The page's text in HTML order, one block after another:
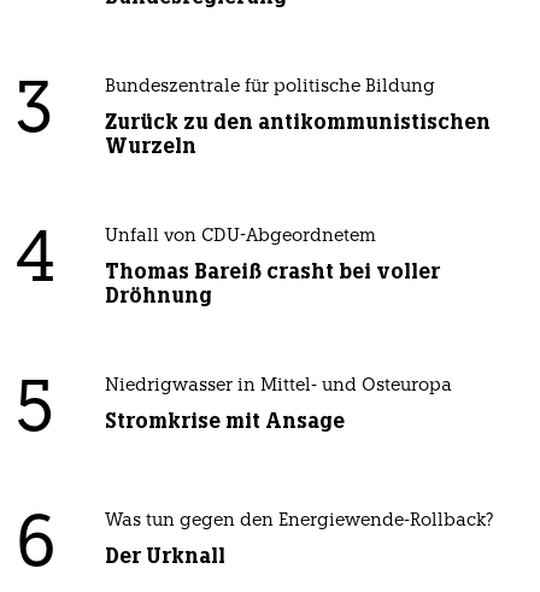
3 Bundeszentrale für politische Bildung
Zurück zu den antikommunistischen
Wurzeln
4 Unfall von CDU-Abgeordnetem
Thomas Bareiß crasht bei voller
Dröhnung
5 Niedrigwasser in Mittel- und Osteuropa
Stromkrise mit Ansage
6 Was tun gegen den Energiewende-Rollback?
Der Urknall